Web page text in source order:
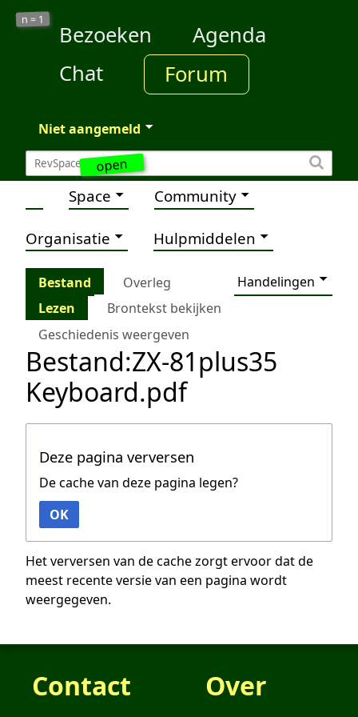
open
n = 1
Bezoeken
Agenda
Chat
Forum
Niet aangemeld
Space Community
Organisatie Hulpmiddelen
Bestand Overleg
Handelingen
Lezen
Brontekst bekijken
Geschiedenis weergeven
Bestand:ZX-81plus35
Keyboard.pdf
Deze pagina verversen
De cache van deze pagina legen?
OK
Het verversen van de cache zorgt ervoor dat de
meest recente versie van een pagina wordt
weergegeven.
Contact Over